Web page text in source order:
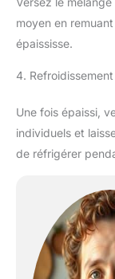
moyen en
épaississe.
4. Refroidissement
Une fois épaissi,
individuels et
de réfrigérer